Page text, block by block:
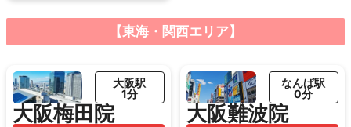
【東海・関西エリア】
大阪梅田院
大阪駅
1分
大阪難波院
なんば駅
0分